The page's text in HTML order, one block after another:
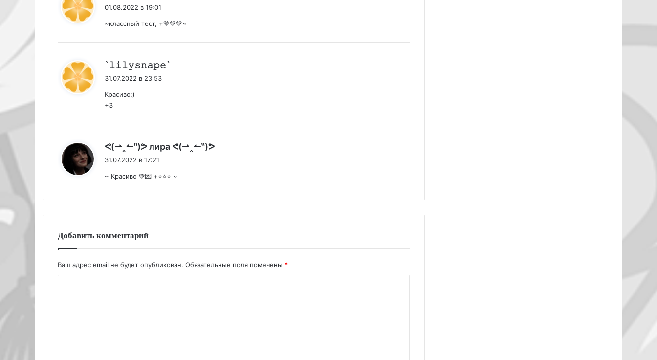
01.08.2022 в 19:01
~классный тест, +💚💚💚~
`𝚕𝚒𝚕𝚢𝚜𝚗𝚊𝚙𝚎`
31.07.2022 в 23:53
Красиво:)
+3
ᕙ(⇀‸↼‶)ᕗ лира ᕙ(⇀‸↼‶)ᕗ
31.07.2022 в 17:21
~ Красиво 💚💌 +⭐⭐⭐ ~
Добавить комментарий
Ваш адрес email не будет опубликован. Обязательные поля помечены *